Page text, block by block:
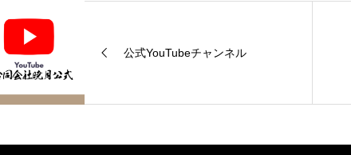
公式YouTubeチャンネル